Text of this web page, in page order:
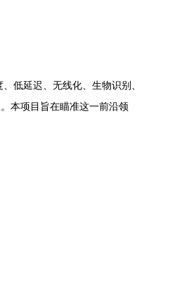
低延迟、无线化、生物识别、
本项目旨在瞄准这一前沿领